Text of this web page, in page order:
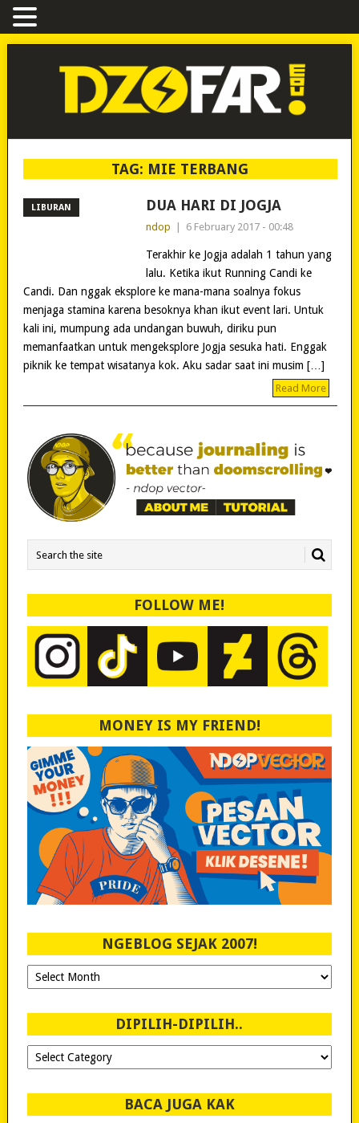
TAG: MIE TERBANG
LIBURAN DUA HARI DI JOGJA
ndop 6 February 2017 - 00:48
Terakhir ke Jogja adalah 1 tahun yang
lalu. Ketika ikut Running Candi ke
Candi. Dan nggak eksplore ke mana-mana soalnya fokus
menjaga stamina karena besoknya khan ikut event lari. Untuk
kali ini, mumpung ada undangan buwuh, diriku pun
memanfaatkan untuk mengeksplore Jogja sesuka hati. Enggak
piknik ke tempat wisatanya kok. Aku sadar saat ini musim […]
Read More
FOLLOW ME!
MONEY IS MY FRIEND!
NGEBLOG SEJAK 2007!
Ngeblog
Sejak
DIPILIH-DIPILIH..
Dipilih-
dipilih..
BACA JUGA KAK